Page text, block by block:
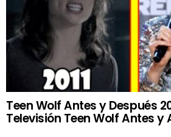
Teen Wolf Antes y Después
Televisión Teen Wolf Antes y